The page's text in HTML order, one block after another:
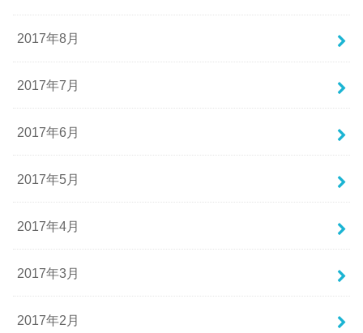
2017年8月
2017年7月
2017年6月
2017年5月
2017年4月
2017年3月
2017年2月